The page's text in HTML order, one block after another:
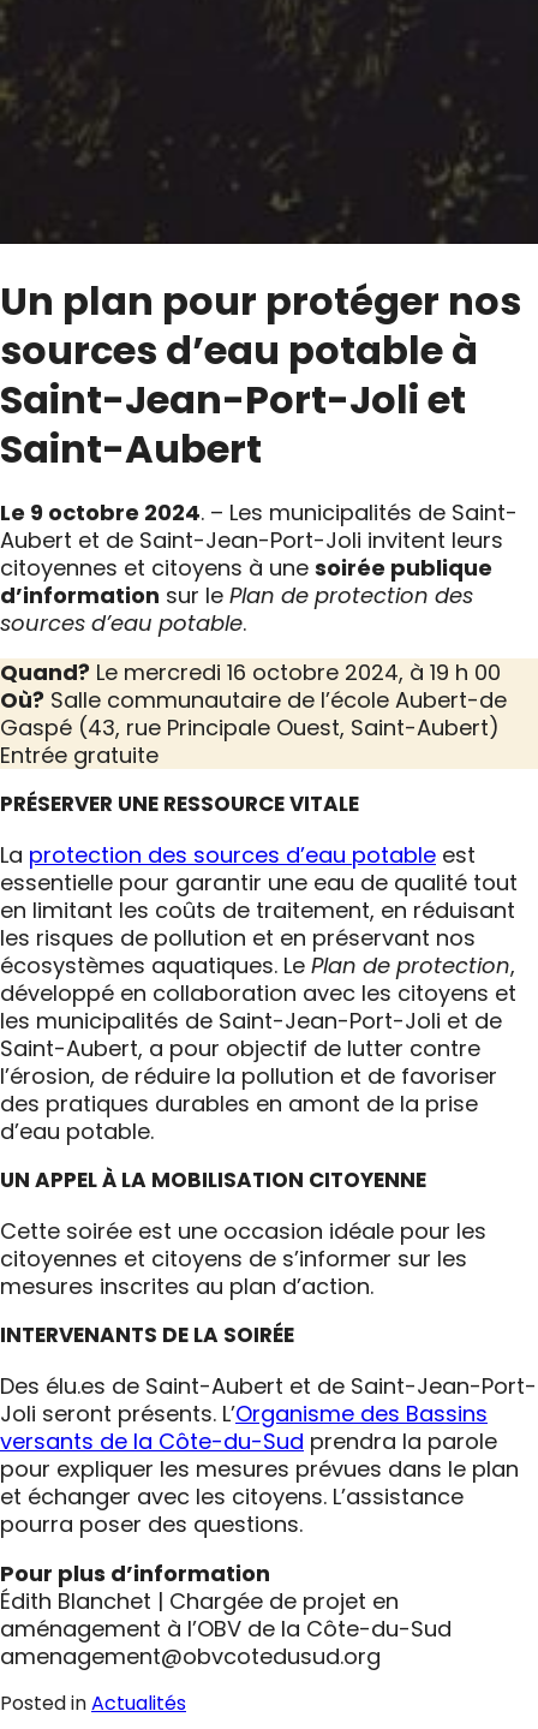
Un plan pour protéger nos
sources d’eau potable à
Saint-Jean-Port-Joli et
Saint-Aubert
Le 9 octobre 2024. – Les municipalités de Saint-
Aubert et de Saint-Jean-Port-Joli invitent leurs
citoyennes et citoyens à une soirée publique
d’information sur le Plan de protection des
sources d’eau potable.
Quand? Le mercredi 16 octobre 2024, à 19 h 00
Où? Salle communautaire de l’école Aubert-de
Gaspé (43, rue Principale Ouest, Saint-Aubert)
Entrée gratuite
PRÉSERVER UNE RESSOURCE VITALE
La protection des sources d’eau potable est
essentielle pour garantir une eau de qualité tout
en limitant les coûts de traitement, en réduisant
les risques de pollution et en préservant nos
écosystèmes aquatiques. Le Plan de protection,
développé en collaboration avec les citoyens et
les municipalités de Saint-Jean-Port-Joli et de
Saint-Aubert, a pour objectif de lutter contre
l’érosion, de réduire la pollution et de favoriser
des pratiques durables en amont de la prise
d’eau potable.
UN APPEL À LA MOBILISATION CITOYENNE
Cette soirée est une occasion idéale pour les
citoyennes et citoyens de s’informer sur les
mesures inscrites au plan d’action.
INTERVENANTS DE LA SOIRÉE
Des élu.es de Saint-Aubert et de Saint-Jean-Port-
Joli seront présents. L’Organisme des Bassins
versants de la Côte-du-Sud prendra la parole
pour expliquer les mesures prévues dans le plan
et échanger avec les citoyens. L’assistance
pourra poser des questions.
Pour plus d’information
Édith Blanchet | Chargée de projet en
aménagement à l’OBV de la Côte-du-Sud
amenagement@obvcotedusud.org
Posted inActualités